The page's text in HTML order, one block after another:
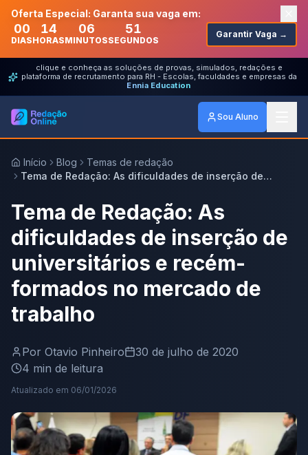
Oferta Especial: Garanta sua vaga em:
00
DIAS
14
HORAS
06
MINUTOS
51
SEGUNDOS
Garantir Vaga →
clique e conheça as soluções de provas, simulados, redações e
plataforma de recrutamento para RH - Escolas, faculdades e empresas da
Ennia Education
Sou Aluno
Início Blog
Temas de redação
Tema de Redação: As dificuldades de inserção de
Tema de Redação: As
dificuldades de inserção de
universitários e recém-
formados no mercado de
trabalho
Por Otavio Pinheiro
30 de julho de 2020
4 min de leitura
Atualizado em 06/01/2026